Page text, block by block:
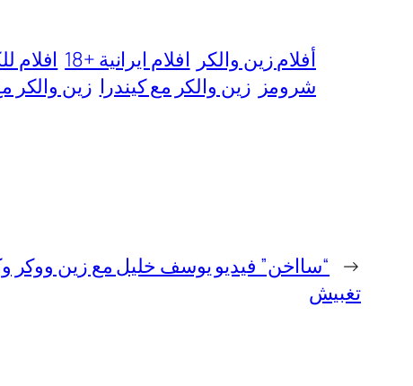
أفلام زين والكر افلام ايرانية +18 افلام
شرومز زين والكر مع كيندرا زين والكر
←
تغبيش